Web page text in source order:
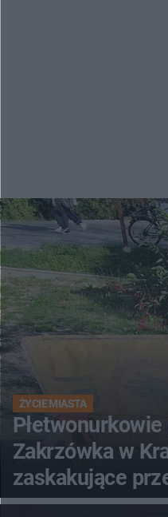
ŻYCIE MIASTA
Zakrzówka w
zaskakujące